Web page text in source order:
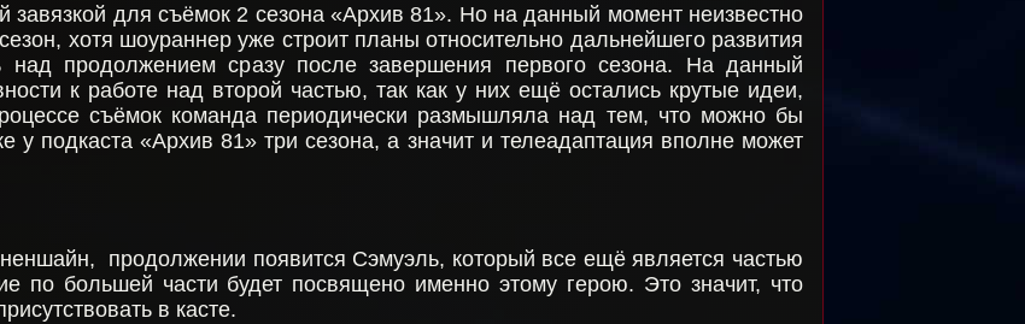
завязкой для съёмок 2 сезона «Архив 81». Но на данный момент неизвестно
хотя шоураннер уже строит планы относительно дальнейшего развития
над продолжением сразу после завершения первого сезона. На данный
к работе над второй частью, так как у них ещё остались крутые идеи,
съёмок команда периодически размышляла над тем, что можно бы
у подкаста «Архив 81» три сезона, а значит и телеадаптация вполне может
продолжении появится Сэмуэль, который все ещё является частью
по большей части будет посвящено именно этому герою. Это значит, что
в касте.